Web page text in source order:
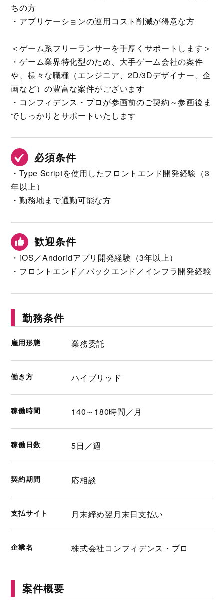
ちの方
・アプリケーションの運用コスト削減が得意な方
＜ゲーム系フリーランサーを手厚くサポートします＞
・ゲーム業界特化型のため、大手ゲーム会社の案件
や、様々な職種（エンジニア、2D/3Dデザイナー、企
画など）の豊富な案件がございます
・コンフィデンス・プロが参画前のご契約～参画後ま
でしっかりとサポートいたします
必須条件
・Type Scriptを使用したフロントエンド開発経験（3
年以上）
・勤務地まで通勤可能な方
歓迎条件
・iOS／Andoridアプリ開発経験（3年以上）
・フロントエンド／バックエンド／インフラ開発経験
勤務条件
雇用形態 業務委託
働き方 ハイブリッド
稼働時間 140～180時間／月
稼働日数 5日／週
契約期間 応相談
支払サイト 月末締め翌月末日支払い
企業名 株式会社コンフィデンス・プロ
案件概要